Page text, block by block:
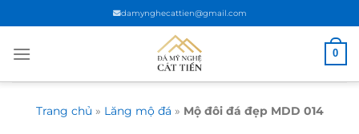
đến
nội
damynghecattien@gmail.com
0
Trang chủ » Lăng mộ đá » Mộ đôi đá đẹp MDD 014